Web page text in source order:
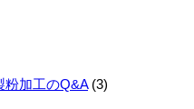
粉加工のQ&A(3)